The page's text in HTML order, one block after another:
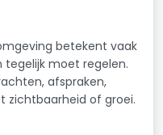
betekent vaak
tegelijk moet regelen.
afspraken,
zichtbaarheid of groei.